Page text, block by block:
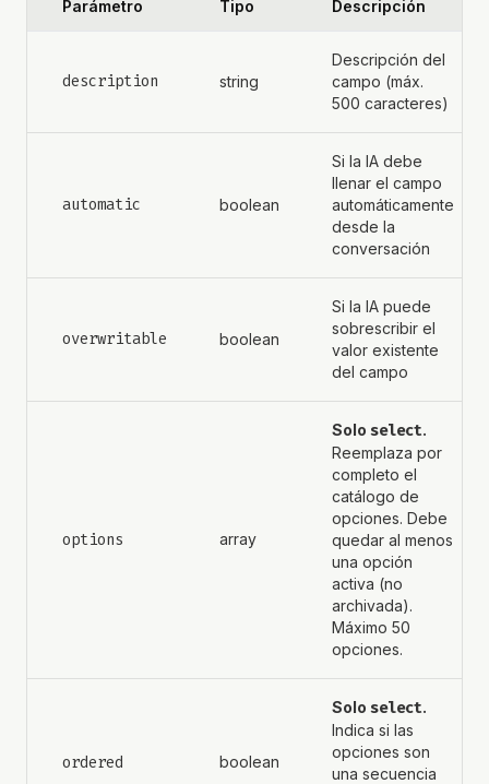
Parámetro Tipo Descripción
description string
Descripción del
campo (máx.
500 caracteres)
automatic boolean
Si la IA debe
llenar el campo
automáticamente
desde la
conversación
overwritable boolean
Si la IA puede
sobrescribir el
valor existente
del campo
options array
Solo select.
Reemplaza por
completo el
catálogo de
opciones. Debe
quedar al menos
una opción
activa (no
archivada).
Máximo 50
opciones.
ordered boolean
Solo select.
Indica si las
opciones son
una secuencia